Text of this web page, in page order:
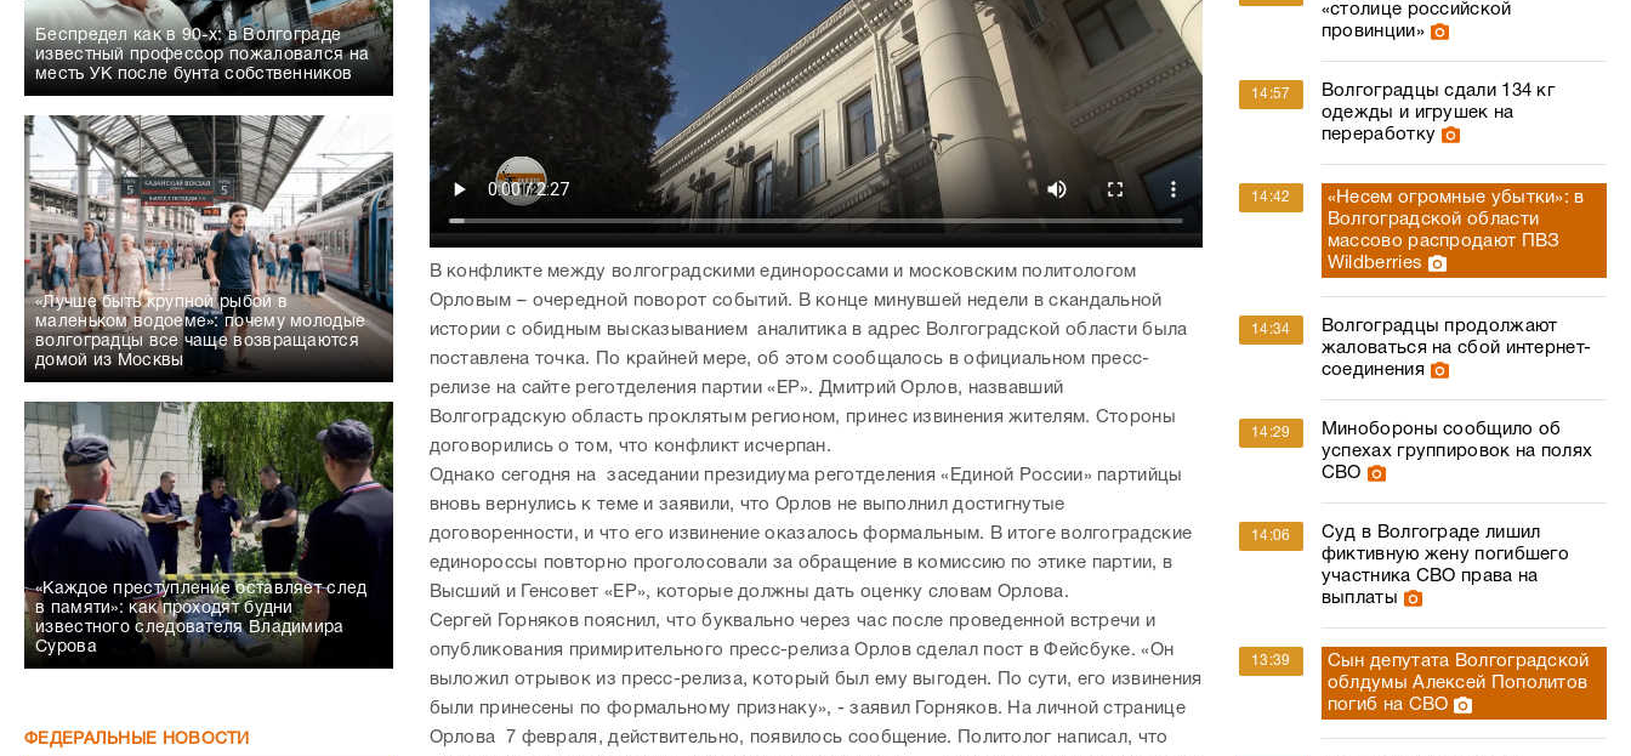
Беспредел как в 90-х: в Волгограде
известный профессор пожаловался на
месть УК после бунта собственников
«Лучше быть крупной рыбой в
маленьком водоеме»: почему молодые
волгоградцы все чаще возвращаются
домой из Москвы
«Каждое преступление оставляет след
в памяти»: как проходят будни
известного следователя Владимира
Сурова
ФЕДЕРАЛЬНЫЕ НОВОСТИ
В конфликте между волгоградскими единороссами и московским политологом
Орловым – очередной поворот событий. В конце минувшей недели в скандальной
истории с обидным высказыванием аналитика в адрес Волгоградской области была
поставлена точка. По крайней мере, об этом сообщалось в официальном пресс-
релизе на сайте реготделения партии «ЕР». Дмитрий Орлов, назвавший
Волгоградскую область проклятым регионом, принес извинения жителям. Стороны
договорились о том, что конфликт исчерпан.
Однако сегодня на заседании президиума реготделения «Единой России» партийцы
вновь вернулись к теме и заявили, что Орлов не выполнил достигнутые
договоренности, и что его извинение оказалось формальным. В итоге волгоградские
единороссы повторно проголосовали за обращение в комиссию по этике партии, в
Высший и Генсовет «ЕР», которые должны дать оценку словам Орлова.
Сергей Горняков пояснил, что буквально через час после проведенной встречи и
опубликования примирительного пресс-релиза Орлов сделал пост в Фейсбуке. «Он
выложил отрывок из пресс-релиза, который был ему выгоден. По сути, его извинения
были принесены по формальному признаку», - заявил Горняков. На личной странице
Орлова 7 февраля, действительно, появилось сообщение. Политолог написал, что
«столице российской
провинции»
14:57
Волгоградцы сдали 134 кг
одежды и игрушек на
переработку
14:42
«Несем огромные убытки»: в
Волгоградской области
массово распродают ПВЗ
Wildberries
14:34
Волгоградцы продолжают
жаловаться на сбой интернет-
соединения
14:29
Минобороны сообщило об
успехах группировок на полях
СВО
14:06
Суд в Волгограде лишил
фиктивную жену погибшего
участника СВО права на
выплаты
13:39
Сын депутата Волгоградской
облдумы Алексей Пополитов
погиб на СВО